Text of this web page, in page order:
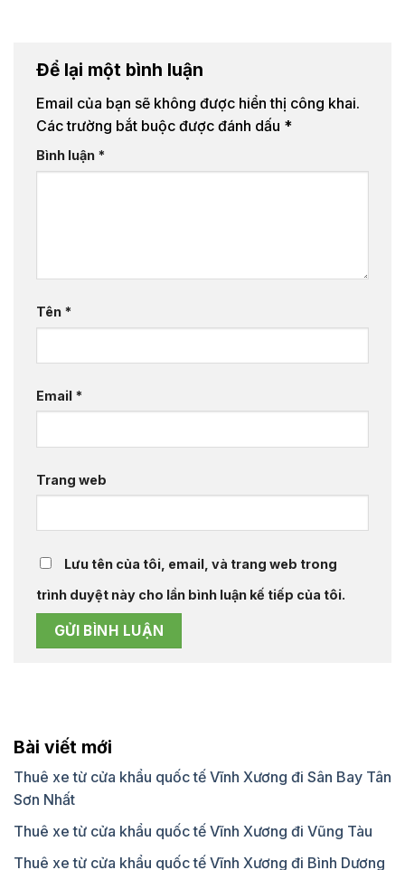
Để lại một bình luận
Email của bạn sẽ không được hiển thị công khai.
Các trường bắt buộc được đánh dấu *
Bình luận *
Tên *
Email *
Trang web
Lưu tên của tôi, email, và trang web trong
trình duyệt này cho lần bình luận kế tiếp của tôi.
Bài viết mới
Thuê xe từ cửa khẩu quốc tế Vĩnh Xương đi Sân Bay Tân
Sơn Nhất
Thuê xe từ cửa khẩu quốc tế Vĩnh Xương đi Vũng Tàu
Thuê xe từ cửa khẩu quốc tế Vĩnh Xương đi Bình Dương